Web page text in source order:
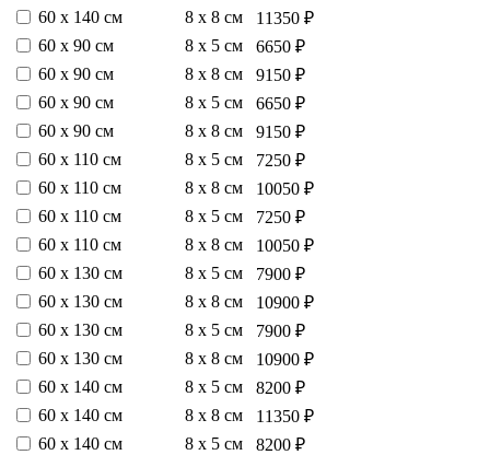
60 х 140 см
8 х 8 см
11350 ₽
60 х 90 см
8 х 5 см
6650 ₽
60 х 90 см
8 х 8 см
9150 ₽
60 х 90 см
8 х 5 см
6650 ₽
60 х 90 см
8 х 8 см
9150 ₽
60 х 110 см
8 х 5 см
7250 ₽
60 х 110 см
8 х 8 см
10050 ₽
60 х 110 см
8 х 5 см
7250 ₽
60 х 110 см
8 х 8 см
10050 ₽
60 х 130 см
8 х 5 см
7900 ₽
60 х 130 см
8 х 8 см
10900 ₽
60 х 130 см
8 х 5 см
7900 ₽
60 х 130 см
8 х 8 см
10900 ₽
60 х 140 см
8 х 5 см
8200 ₽
60 х 140 см
8 х 8 см
11350 ₽
60 х 140 см
8 х 5 см
8200 ₽